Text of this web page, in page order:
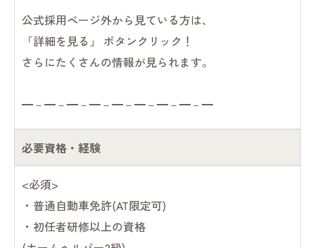
公式採用ページ外から見ている方は、
「詳細を見る」 ボタンクリック！
さらにたくさんの情報が見られます。
━－━－━－━－━－━－━－━－━
必要資格・経験
<必須>
・普通自動車免許(AT限定可)
・初任者研修以上の資格